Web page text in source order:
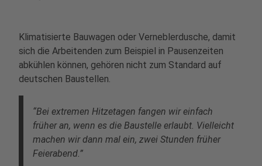
Klimatisierte Bauwagen oder Verneblerdusche, damit
sich die Arbeitenden zum Beispiel in Pausenzeiten
abkühlen können, gehören nicht zum Standard auf
deutschen Baustellen.
“Bei extremen Hitzetagen fangen wir einfach
früher an, wenn es die Baustelle erlaubt. Vielleicht
machen wir dann mal ein, zwei Stunden früher
Feierabend.”